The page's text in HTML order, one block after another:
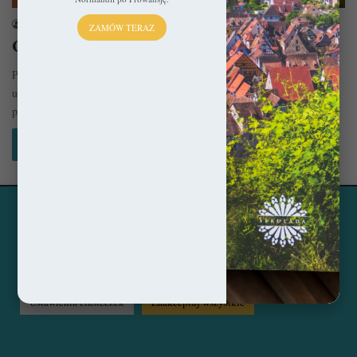
13 grudnia 2017
Chełmno – Polskie miasto zakochanych
Położone w województwie kujawsko-pomorskim Chełmno to niezwykle
urokliwe miasteczko, które już jakiś czas temu stało się pierwszym,
polskim miastem zakochanych.…
© Copyright 2014 - 2026, All Rights Reserved by sekulada.com
PinterestInstagram
Ta strona korzysta z ciasteczek, aby świadczyć usługi na
najwyższym poziomie. Klikając opcję "Zaakceptuj wszystkie"
zgadzasz się na użycie wszystkich ciasteczek. Możesz również
przejść do "Ustawień Ciasteczek", aby zgodzić się tylko na
Czytaj więcej...
Ustawienia ciasteczek Zaakceptuj wszystkie
ZAMÓW TERAZ